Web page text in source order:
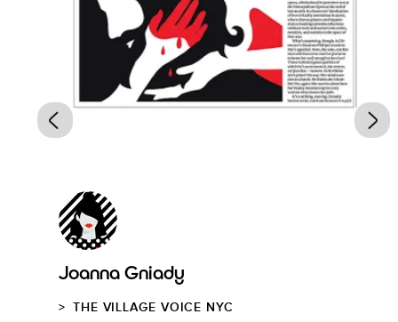
Joanna Gniady
THE VILLAGE VOICE NYC